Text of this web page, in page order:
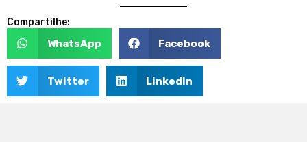
Compartilhe:
WhatsApp Facebook
Twitter LinkedIn